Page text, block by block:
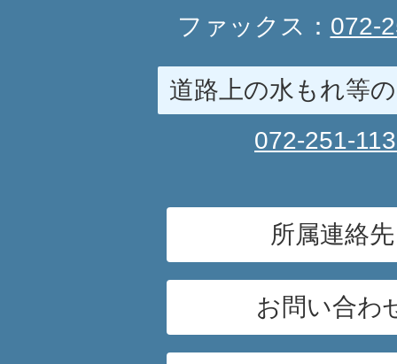
ファックス： 072-
道路上の水もれ等
072-251-
所属連絡先
お問い合わ